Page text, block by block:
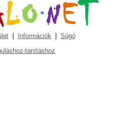
| Információk| Súgó
tanításhoz